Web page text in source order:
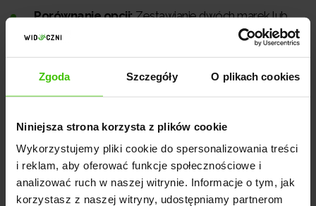
Zgoda Szczegóły O plikach cookies
Niniejsza strona korzysta z plików cookie
Wykorzystujemy pliki cookie do spersonalizowania treści
i reklam, aby oferować funkcje społecznościowe i
analizować ruch w naszej witrynie. Informacje o tym, jak
korzystasz z naszej witryny, udostępniamy partnerom
Porównanie opcji:Zestawianie dwóch marek lub
produktów, zapytania typu "coś versus coś".
Alternatywa:Szukanie zamiennika dla obecnego
dostawcy lub produktu.
np. "słuchawki dla dziecka" lub "fotowoltaika dla
rolnika".
Hurt i B2B:Intencja zakupów masowych lub
realizacji dużych projektów.